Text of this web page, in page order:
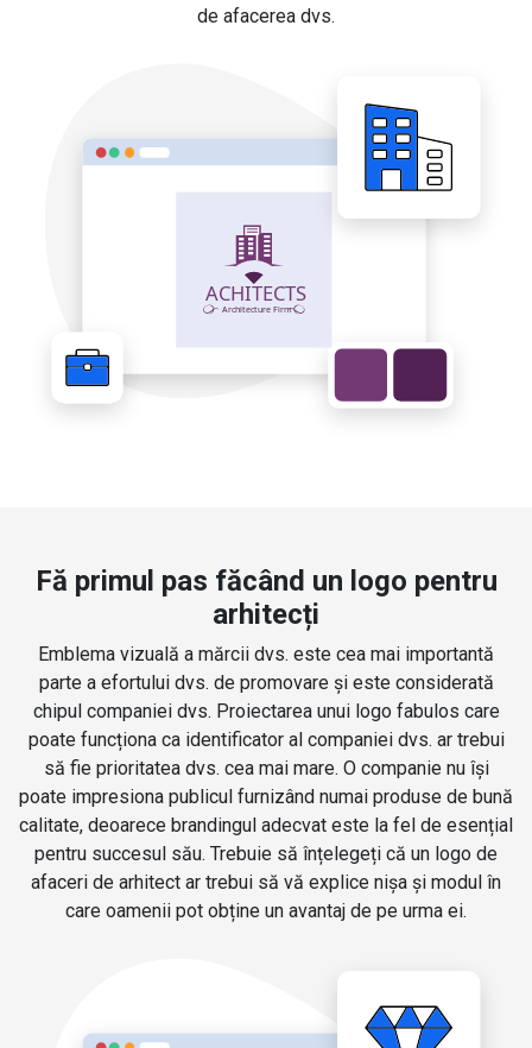
de afacerea dvs.
Fă primul pas făcând un logo pentru
arhitecți
Emblema vizuală a mărcii dvs. este cea mai importantă
parte a efortului dvs. de promovare și este considerată
chipul companiei dvs. Proiectarea unui logo fabulos care
poate funcționa ca identificator al companiei dvs. ar trebui
să fie prioritatea dvs. cea mai mare. O companie nu își
poate impresiona publicul furnizând numai produse de bună
calitate, deoarece brandingul adecvat este la fel de esențial
pentru succesul său. Trebuie să înțelegeți că un logo de
afaceri de arhitect ar trebui să vă explice nișa și modul în
care oamenii pot obține un avantaj de pe urma ei.